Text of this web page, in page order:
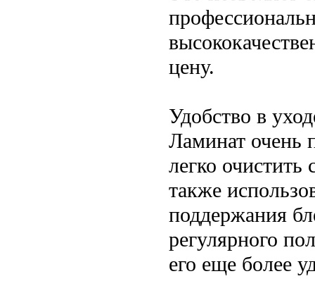
цену.
Удобство в
Ламинат очень
легко
также
поддержания
регулярного
его еще более